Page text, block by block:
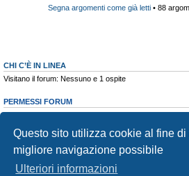
Questo sito utilizza cookie al fine di
migliore navigazione possibile
Ulteriori informazioni
Segna argomenti come già letti • 88
CHI C’È IN LINEA
Visitano il forum: Nessuno e 1 ospite
PERMESSI FORUM
Non puoimodificare i tuoi messaggi
Non puoi
cancellare i tuoi messaggi
Non puoiinviare allegati
SaabWay Club Indice